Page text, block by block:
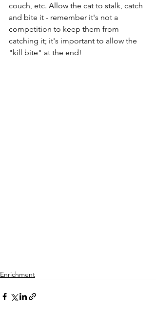
couch, etc. Allow the cat to stalk, catch
and bite it - remember it's not a
competition to keep them from
catching it; it's important to allow the
"kill bite" at the end!
Enrichment